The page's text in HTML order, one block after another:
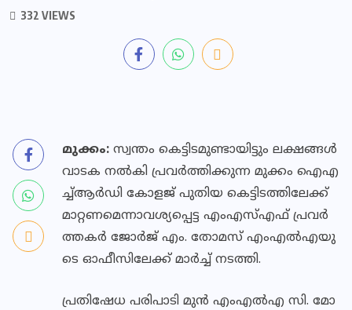
332 VIEWS
മു​ക്കം: സ്വ​ന്തം കെ​ട്ടി​ട​മു​ണ്ടാ​യി​ട്ടും ല​ക്ഷ​ങ്ങ​ൾ
വാ​ട​ക ന​ൽ​കി പ്ര​വ​ർ​ത്തി​ക്കു​ന്ന മു​ക്കം ഐ​എ​
ച്ച്ആ​ർ​ഡി കോ​ള​ജ് പു​തി​യ കെ​ട്ടി​ട​ത്തി​ലേ​ക്ക്
മാ​റ്റ​ണ​മെ​ന്നാ​വ​ശ്യ​പ്പെ​ട്ട എം​എ​സ്എ​ഫ് പ്ര​വ​ർ​
ത്ത​ക​ർ ജോ​ർ​ജ് എം. ​തോ​മ​സ് എം​എ​ൽ​എ​യു​
ടെ ഓ​ഫീ​സി​ലേ​ക്ക് മാ​ർ​ച്ച് ന​ട​ത്തി.
പ്ര​തി​ഷേ​ധ പ​രി​പാ​ടി മു​ൻ എം​എ​ൽ​എ സി. ​മോ​